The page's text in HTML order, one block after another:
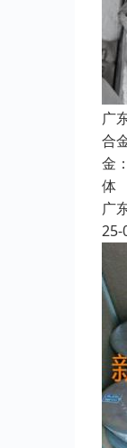
广
合
金
体
广
25-